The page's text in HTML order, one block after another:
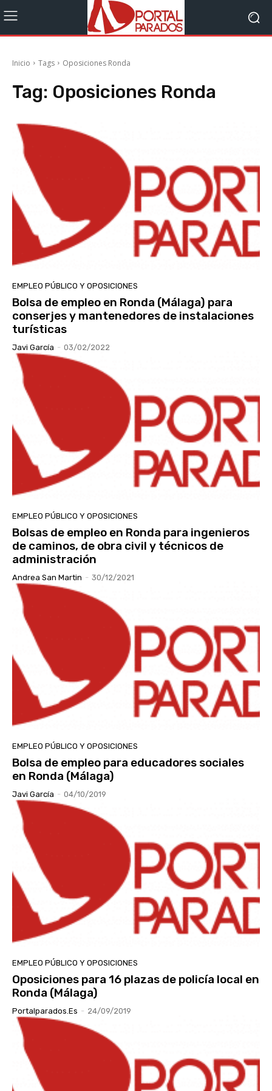
Inicio Tags Oposiciones Ronda
Tag: Oposiciones Ronda
EMPLEO PÚBLICO Y OPOSICIONES
Bolsa de empleo en Ronda (Málaga) para
conserjes y mantenedores de instalaciones
turísticas
Javi García - 03/02/2022
EMPLEO PÚBLICO Y OPOSICIONES
Bolsas de empleo en Ronda para ingenieros
de caminos, de obra civil y técnicos de
administración
Andrea San Martin - 30/12/2021
EMPLEO PÚBLICO Y OPOSICIONES
Bolsa de empleo para educadores sociales
en Ronda (Málaga)
Javi García - 04/10/2019
EMPLEO PÚBLICO Y OPOSICIONES
Oposiciones para 16 plazas de policía local en
Ronda (Málaga)
Portalparados.es - 24/09/2019